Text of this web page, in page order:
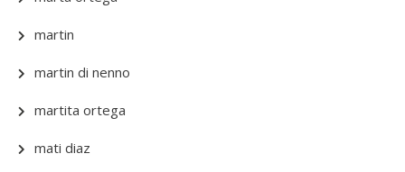
martin
martin di nenno
martita ortega
mati diaz